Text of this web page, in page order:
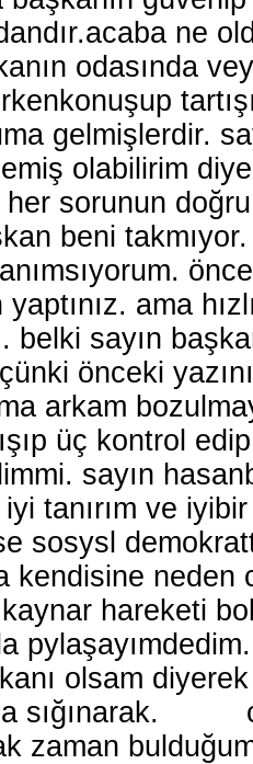
ne
odasında
gelmişlerdir.
olabilirim
sorunun
beni
ama
. belki sayın
önceki
arkam
üç kontrol
sayın
iyi tanırım ve
sosysl
kendisine neden
hareketi
olsam
sığınarak.
zaman